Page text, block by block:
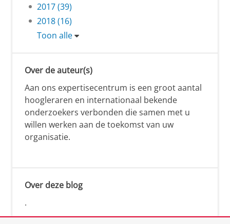
2017 (39)
2018 (16)
Toon alle
Over de auteur(s)
Aan ons expertisecentrum is een groot aantal
hoogleraren en internationaal bekende
onderzoekers verbonden die samen met u
willen werken aan de toekomst van uw
organisatie.
Over deze blog
.